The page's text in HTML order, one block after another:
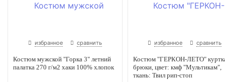
избранное сравнить
Костюм мужской "Горка 3" летний
палатка 270 г/м2 хаки 100% хлопок
избранное сравнить
Костюм "ГЕРКОН-ЛЕТО"
брюки, цвет: кмф "Мультикам",
ткань: Твил рип-стоп